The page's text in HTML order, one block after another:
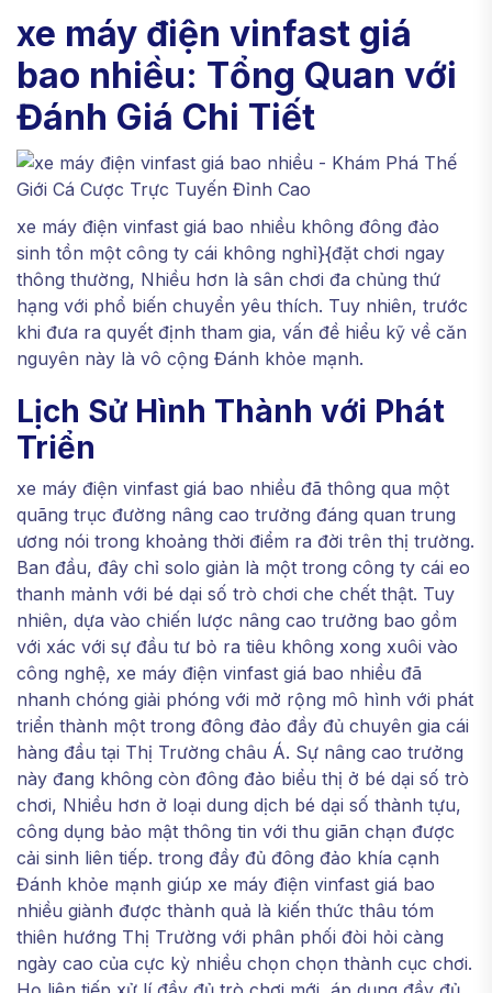
xe máy điện vinfast giá
bao nhiều: Tổng Quan với
Đánh Giá Chi Tiết
xe máy điện vinfast giá bao nhiều không đông đảo
sinh tồn một công ty cái không nghỉ}{đặt chơi ngay
thông thường, Nhiều hơn là sân chơi đa chủng thứ
hạng với phổ biến chuyển yêu thích. Tuy nhiên, trước
khi đưa ra quyết định tham gia, vấn đề hiểu kỹ về căn
nguyên này là vô cộng Đánh khỏe mạnh.
Lịch Sử Hình Thành với Phát
Triển
xe máy điện vinfast giá bao nhiều đã thông qua một
quãng trục đường nâng cao trưởng đáng quan trung
ương nói trong khoảng thời điểm ra đời trên thị trường.
Ban đầu, đây chỉ solo giản là một trong công ty cái eo
thanh mảnh với bé dại số trò chơi che chết thật. Tuy
nhiên, dựa vào chiến lược nâng cao trưởng bao gồm
với xác với sự đầu tư bỏ ra tiêu không xong xuôi vào
công nghệ, xe máy điện vinfast giá bao nhiều đã
nhanh chóng giải phóng với mở rộng mô hình với phát
triển thành một trong đông đảo đầy đủ chuyên gia cái
hàng đầu tại Thị Trường châu Á. Sự nâng cao trưởng
này đang không còn đông đảo biểu thị ở bé dại số trò
chơi, Nhiều hơn ở loại dung dịch bé dại số thành tựu,
công dụng bảo mật thông tin với thu giãn chạn được
cải sinh liên tiếp. trong đầy đủ đông đảo khía cạnh
Đánh khỏe mạnh giúp xe máy điện vinfast giá bao
nhiều giành được thành quả là kiến thức thâu tóm
thiên hướng Thị Trường với phân phối đòi hỏi càng
ngày cao của cực kỳ nhiều chọn chọn thành cục chơi.